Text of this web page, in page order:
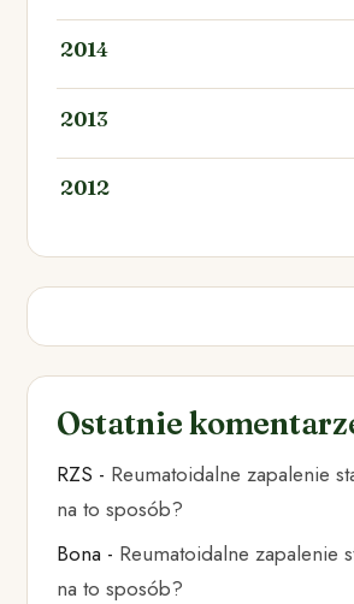
2014
2013
2012
Ostatnie
RZS - Reumatoidalne zapalenie
na to sposób?
Bona - Reumatoidalne zapalenie
na to sposób?